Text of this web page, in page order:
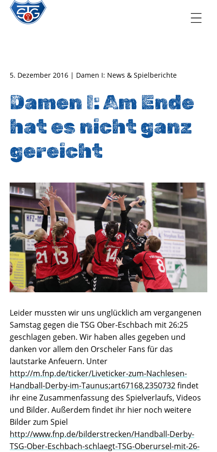
5. Dezember 2016 | Damen I: News & Spielberichte
Damen I: Am Ende
hat es nicht ganz
gereicht
Leider mussten wir uns unglücklich am vergangenen
Samstag gegen die TSG Ober-Eschbach mit 26:25
geschlagen geben. Wir haben alles gegeben und
danken vor allem den Orscheler Fans für das
lautstarke Anfeuern. Unter
http://m.fnp.de/ticker/Liveticker-zum-Nachlesen-
Handball-Derby-im-Taunus;art67168,2350732findet
ihr eine Zusammenfassung des Spielverlaufs, Videos
und Bilder. Außerdem findet ihr hier noch weitere
Bilder zum Spiel
http://www.fnp.de/bilderstrecken/Handball-Derby-
TSG-Ober-Eschbach-schlaegt-TSG-Oberursel-mit-26-